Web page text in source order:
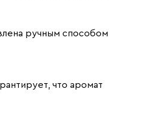
ручным способом
что аромат